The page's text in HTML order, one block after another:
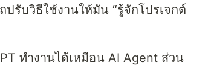
รับวิธีใช้งานให้มัน “รู้จักโปรเจกต์
ทำงานได้เหมือน AI Agent ส่วน